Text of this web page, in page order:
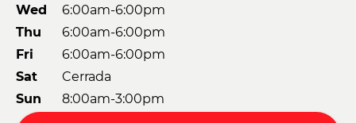
Wed
6:00am-6:00pm
Thu
6:00am-6:00pm
Fri
6:00am-6:00pm
Sat
Cerrada
Sun
8:00am-3:00pm